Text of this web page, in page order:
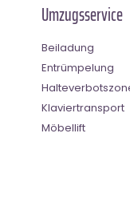
Umzugsservice
Beiladung
Entrümpelung
Klaviertransport
Möbellift